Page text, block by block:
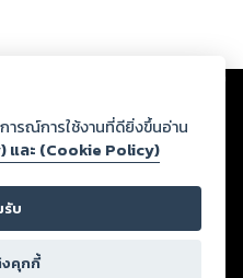
ต์และปรากฏว่าละเมิดสิทธิใน
กฎหมายและศีลธรรม ดังนั้น ผู้อ่าน
งด้วยตนเอง และหากท่านพบว่าส่วน
าแจ้งมายังบริษัท เพื่อทีมงานจะได้
สงวนลิขสิทธิ์ตามพระราชบัญญัติ
ารณ์การใช้งานที่ดียิ่งขึ้นอ่าน
และ (Cookie Policy)
บ
คุกกี้